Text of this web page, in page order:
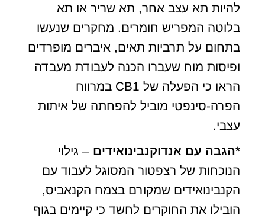
להיות תא עצב אחר, תא שריר או תא
בלוטה המפריש חומרים. מחקרים שנעשו
בתחום על תרביות תאים, איברים מופרדים
ופיסות מוח שעברו הכנה לעבודת מעבדה
הראו כי הפעלה של CB1 במרווח
הפרה-סינפטי מוביל להפחתה של איתות
עצבי.
*הגבה עם אנדוקנבינואידים – גילוי
הנוכחות של רצפטור המסוגל לעבוד עם
הקנבינואידים שמקורם בצמח הקנאביס,
הובילו את החוקרים לחשד כי קיימים בגוף